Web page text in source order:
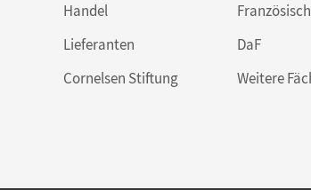
Handel
Lieferanten
Cornelsen Stiftung
Französisch
DaF
Weitere